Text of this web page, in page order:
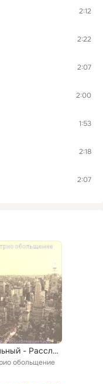
2:12
2:22
2:07
2:00
1:53
2:18
2:07
Поразительный - Расслабляющие кафе
обольщение